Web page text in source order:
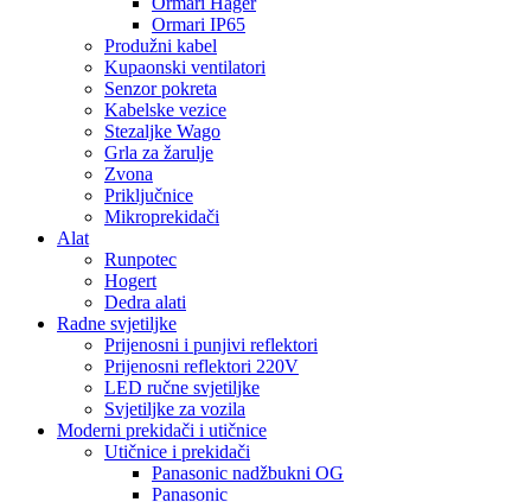
Ormari IP65
Produžni kabel
Kupaonski ventilatori
Senzor pokreta
Kabelske vezice
Stezaljke Wago
Grla za žarulje
Zvona
Priključnice
Mikroprekidači
Alat
Runpotec
Hogert
Dedra alati
Radne svjetiljke
Prijenosni i punjivi reflektori
Prijenosni reflektori 220V
LED ručne svjetiljke
Svjetiljke za vozila
Moderni prekidači i utičnice
Utičnice i prekidači
Panasonic nadžbukni OG
Panasonic